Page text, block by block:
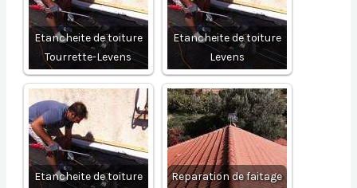
Etancheite de toiture
Tourrette-Levens
Etancheite de toiture
Levens
Etancheite de toiture
Reparation de faitage